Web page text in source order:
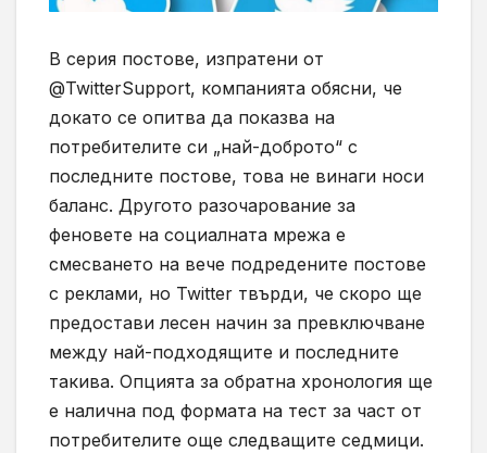
В серия постове, изпратени от
@TwitterSupport, компанията обясни, че
докато се опитва да показва на
потребителите си „най-доброто“ с
последните постове, това не винаги носи
баланс. Другото разочарование за
феновете на социалната мрежа е
смесването на вече подредените постове
с реклами, но Twitter твърди, че скоро ще
предостави лесен начин за превключване
между най-подходящите и последните
такива. Опцията за обратна хронология ще
е налична под формата на тест за част от
потребителите още следващите седмици.